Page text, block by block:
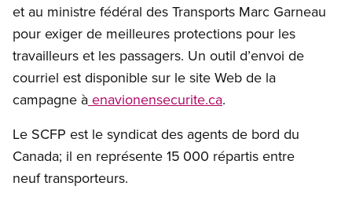
et au ministre fédéral des Transports Marc Garneau
pour exiger de meilleures protections pour les
travailleurs et les passagers. Un outil d’envoi de
courriel est disponible sur le site Web de la
campagne à enavionensecurite.ca.
Le SCFP est le syndicat des agents de bord du
Canada; il en représente 15 000 répartis entre
neuf transporteurs.